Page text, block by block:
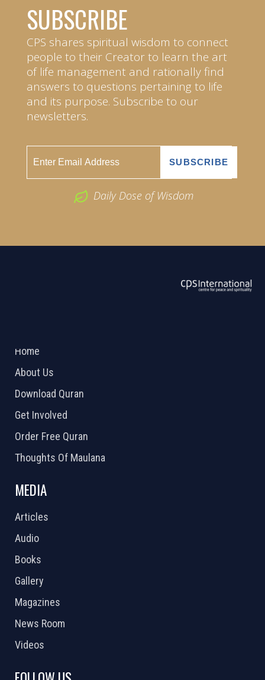
SUBSCRIBE
CPS shares spiritual wisdom to connect
people to their Creator to learn the art
of life management and rationally find
answers to questions pertaining to life
and its purpose. Subscribe to our
newsletters.
Daily Dose of Wisdom
Home
About Us
Download Quran
Get Involved
Order Free Quran
Thoughts Of Maulana
MEDIA
Articles
Audio
Books
Gallery
Magazines
News Room
Videos